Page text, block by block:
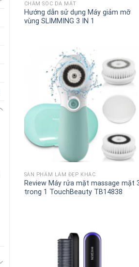
CHĂM SÓC DA MẶT
Hướng dẫn sử dụng Máy giảm mỡ
vùng SLIMMING 3 IN 1
SẢN PHẨM LÀM ĐẸP KHÁC
Review Máy rửa mặt massage mặt
trong 1 TouchBeauty TB14838